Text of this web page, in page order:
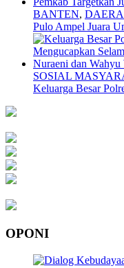
BANTEN,
Pulo Ampel Juara
SOSIAL
Keluarga Besar
OPONI